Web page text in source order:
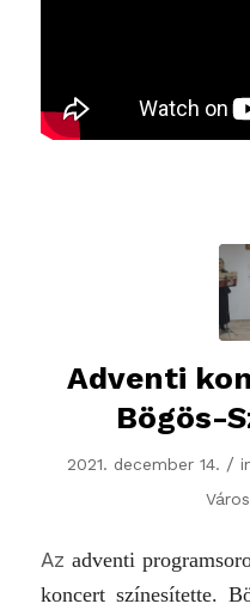
Adventi
Bögös-
2021. december 14. /
Azadventi
koncert színesítette.